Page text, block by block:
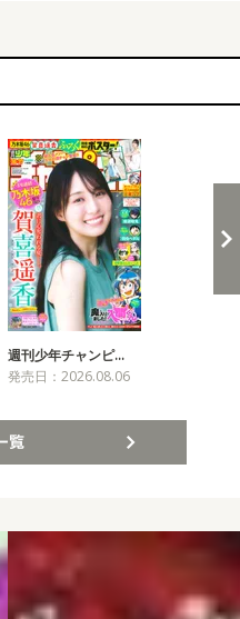
週刊少年チャンピ…
発売日：2026.08.06